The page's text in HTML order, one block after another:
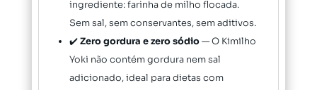
ingrediente: farinha de milho flocada.
Sem sal, sem conservantes, sem aditivos.
✔️Zero gordura e zero sódio— O Kimilho
Yoki não contém gordura nem sal
adicionado, ideal para dietas com